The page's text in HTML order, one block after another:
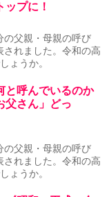
プに！
の父親・母親の呼び
れました。令和の高
ょうか。
と呼んでいるのか
父さん」どっ
の父親・母親の呼び
れました。令和の高
ょうか。